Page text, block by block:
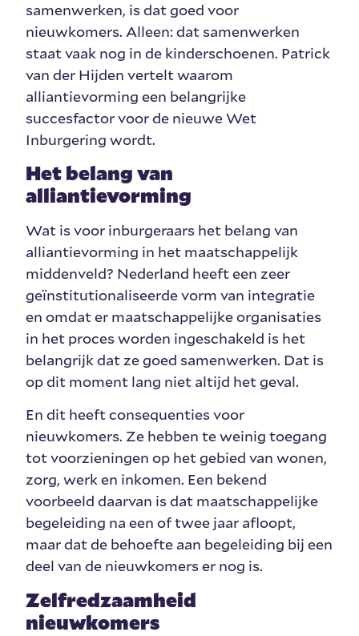
samenwerken, is dat goed voor
nieuwkomers. Alleen: dat samenwerken
staat vaak nog in de kinderschoenen. Patrick
van der Hijden vertelt waarom
alliantievorming een belangrijke
succesfactor voor de nieuwe Wet
Inburgering wordt.
Het belang van
alliantievorming
Wat is voor inburgeraars het belang van
alliantievorming in het maatschappelijk
middenveld? Nederland heeft een zeer
geïnstitutionaliseerde vorm van integratie
en omdat er maatschappelijke organisaties
in het proces worden ingeschakeld is het
belangrijk dat ze goed samenwerken. Dat is
op dit moment lang niet altijd het geval.
En dit heeft consequenties voor
nieuwkomers. Ze hebben te weinig toegang
tot voorzieningen op het gebied van wonen,
zorg, werk en inkomen. Een bekend
voorbeeld daarvan is dat maatschappelijke
begeleiding na een of twee jaar afloopt,
maar dat de behoefte aan begeleiding bij een
deel van de nieuwkomers er nog is.
Zelfredzaamheid
nieuwkomers